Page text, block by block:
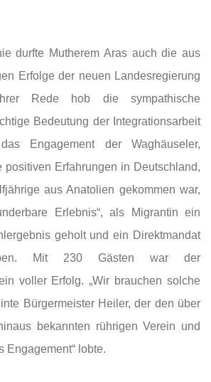
durfte Mutherem Aras auch die aus
Erfolge der neuen Landesregierung
Rede hob die sympathische
Bedeutung der Integrationsarbeit
Engagement der Waghäuseler,
positiven Erfahrungen in Deutschland,
aus Anatolien gekommen war,
Erlebnis“, als Migrantin ein
geholt und ein Direktmandat
Mit 230 Gästen war der
voller Erfolg. „Wir brauchen solche
Bürgermeister Heiler, der den über
bekannten rührigen Verein und
Engagement“ lobte.